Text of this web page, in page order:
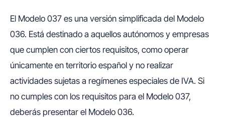
El Modelo 037 es una versión simplificada del Modelo
036. Está destinado a aquellos autónomos y empresas
que cumplen con ciertos requisitos, como operar
únicamente en territorio español y no realizar
actividades sujetas a regímenes especiales de IVA. Si
no cumples con los requisitos para el Modelo 037,
deberás presentar el Modelo 036.